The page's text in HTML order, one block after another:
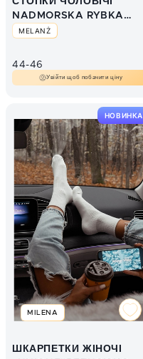
NADMORSKA RYBKA
1108.034
MELANŻ
44-46
Увійти щоб побачити ціну
НОВИНКА
MILENA
ШКАРПЕТКИ ЖІНОЧІ